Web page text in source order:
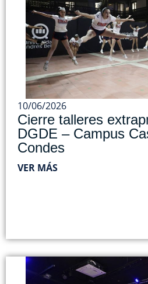
10/06/2026
Cierre talleres
DGDE – Campus
Condes
VER MÁS